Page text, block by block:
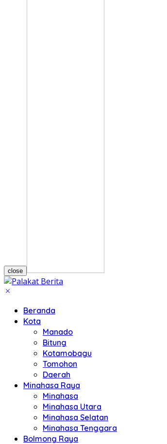
close
Beranda
Kota
Manado
Bitung
Kotamobagu
Tomohon
Daerah
Minahasa Raya
Minahasa
Minahasa Utara
Minahasa Selatan
Minahasa Tenggara
Bolmong Raya